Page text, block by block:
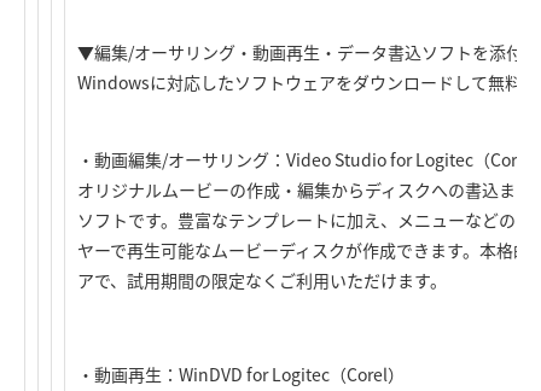
▼編集/オーサリング・動画再生・データ書込ソフトを添付
Windowsに対応したソフトウェアをダウンロードして無料
・動画編集/オーサリング：Video Studio for Logitec（Corel
オリジナルムービーの作成・編集からディスクへの書込ま
ソフトです。豊富なテンプレートに加え、メニューなどの
ヤーで再生可能なムービーディスクが作成できます。本格
アで、試用期間の限定なくご利用いただけます。
・動画再生：WinDVD for Logitec（Corel）